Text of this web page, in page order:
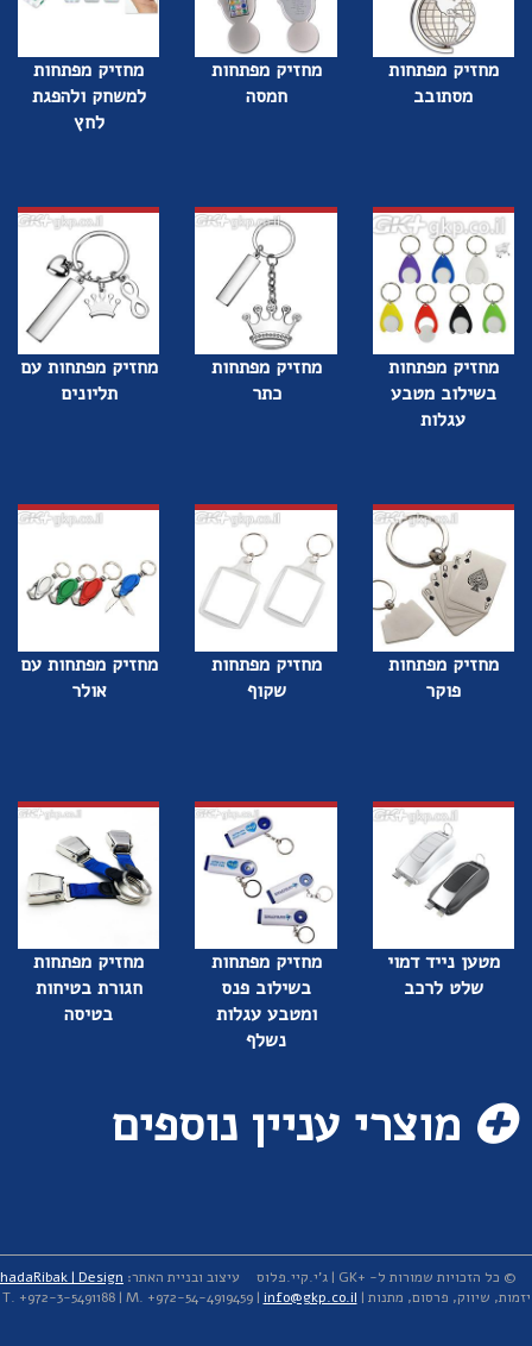
מחזיק מפתחות
מסתובב
מחזיק מפתחות
חמסה
מחזיק מפתחות
למשחק ולהפגת
לחץ
מחזיק מפתחות
בשילוב מטבע
עגלות
מחזיק מפתחות
כתר
מחזיק מפתחות עם
תליונים
מחזיק מפתחות
פוקר
מחזיק מפתחות
שקוף
מחזיק מפתחות עם
אולר
מטען נייד דמוי
שלט לרכב
מחזיק מפתחות
בשילוב פנס
ומטבע עגלות
נשלף
מחזיק מפתחות
חגורת בטיחות
בטיסה
מוצרי עניין נוספים
עיצוב ובניית האתר: hadaRibak | Design
© כל הזכויות שמורות ל- +GK | ג'י.קיי.פלוס
יזמות, שיווק, פרסום, מתנות | T. +972-3-5491188 | M. +972-54-4919459 | info@gkp.co.il